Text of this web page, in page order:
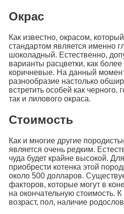
Окрас
Как известно, окрасом,
стандартом является именно
шоколадный. Естественно,
варианты расцветки, как
коричневые. На данный
разнообразие настолько
встретить особей как черного,
так и лилового окраса.
Стоимость
Как и многие другие
является очень редким.
чуда будет крайне высокой.
приобрести котенка этой
около 500 долларов.
факторов, которые могут в
на окончательную стоимость.
возраст, пол, наличие